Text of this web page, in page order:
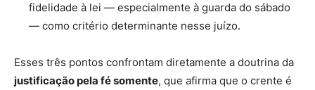
fidelidade à lei — especialmente à guarda do sábado
— como critério determinante nesse juízo.
Esses três pontos confrontam diretamente a doutrina da
justificação pela fé somente, que afirma que o crente é